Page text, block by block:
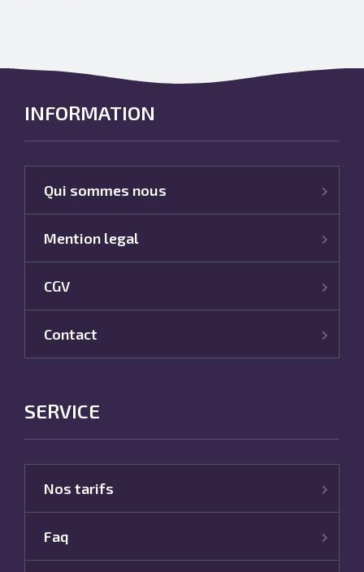
INFORMATION
Qui sommes nous
Mention legal
CGV
Contact
SERVICE
Nos tarifs
Faq